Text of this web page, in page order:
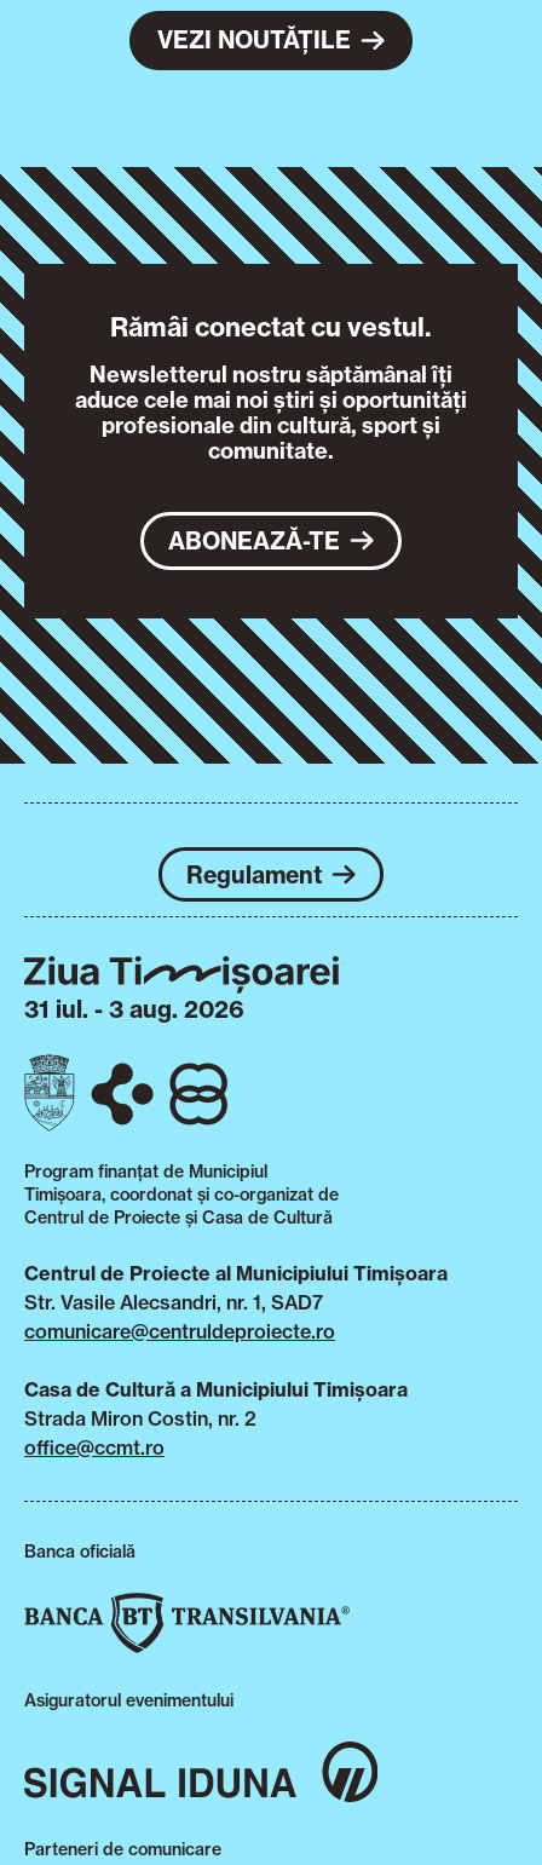
VEZI NOUTĂȚILE
Rămâi conectat cu vestul.
Newsletterul nostru săptămânal îți
aduce cele mai noi știri și oportunități
profesionale din cultură, sport și
comunitate.
ABONEAZĂ-TE
Regulament
31 iul. - 3 aug. 2026
Program finanțat de Municipiul
Timișoara, coordonat și co-organizat de
Centrul de Proiecte și Casa de Cultură
Centrul de Proiecte al Municipiului Timișoara
Str. Vasile Alecsandri, nr. 1, SAD7
comunicare@centruldeproiecte.ro
Casa de Cultură a Municipiului Timișoara
Strada Miron Costin, nr. 2
office@ccmt.ro
Banca oficială
Asiguratorul evenimentului
Parteneri de comunicare